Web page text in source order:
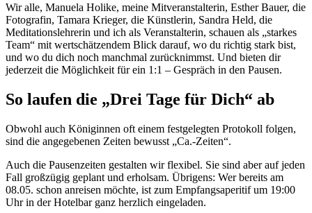
Wir alle, Manuela Holike, meine Mitveranstalterin, Esther Bauer, die
Fotografin, Tamara Krieger, die Künstlerin, Sandra Held, die
Meditationslehrerin und ich als Veranstalterin, schauen als „starkes
Team“ mit wertschätzendem Blick darauf, wo du richtig stark bist,
und wo du dich noch manchmal zurücknimmst. Und bieten dir
jederzeit die Möglichkeit für ein 1:1 – Gespräch in den Pausen.
So laufen die „Drei Tage für Dich“ ab
Obwohl auch Königinnen oft einem festgelegten Protokoll folgen,
sind die angegebenen Zeiten bewusst „Ca.-Zeiten“.
Auch die Pausenzeiten gestalten wir flexibel. Sie sind aber auf jeden
Fall großzügig geplant und erholsam. Übrigens: Wer bereits am
08.05. schon anreisen möchte, ist zum Empfangsaperitif um 19:00
Uhr in der Hotelbar ganz herzlich eingeladen.